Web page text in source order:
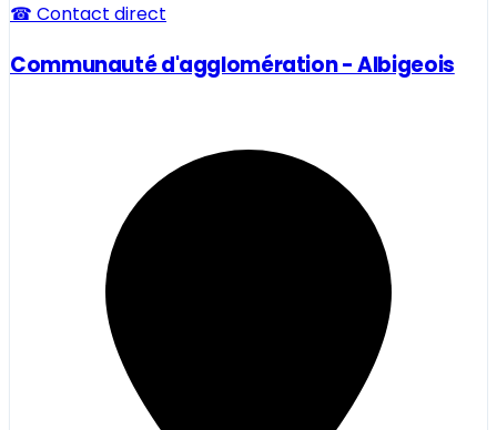
☎ Contact direct
Communauté d'agglomération - Albigeois